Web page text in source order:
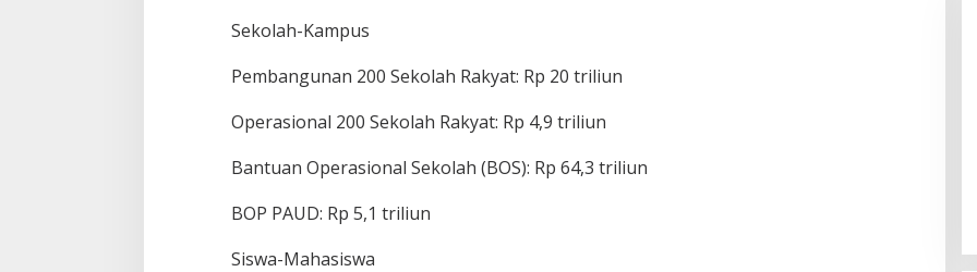
2
6
Sekolah-Kampus
Pembangunan 200 Sekolah Rakyat: Rp 20 triliun
Operasional 200 Sekolah Rakyat: Rp 4,9 triliun
Bantuan Operasional Sekolah (BOS): Rp 64,3 triliun
BOP PAUD: Rp 5,1 triliun
Siswa-Mahasiswa